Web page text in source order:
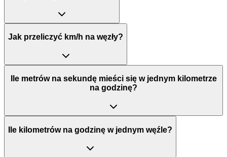
Jak przeliczyć km/h na węzły?
Ile metrów na sekundę mieści się w jednym kilometrze
na godzinę?
Ile kilometrów na godzinę w jednym węźle?